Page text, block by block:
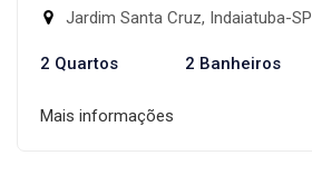
Jardim Santa Cruz, Indaiatuba-SP
2 Quartos 2 Banheiros
Mais informações